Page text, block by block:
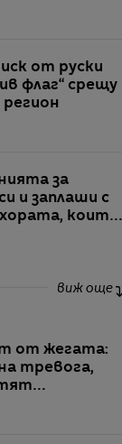
от руски
флаг“ срещу
за
и заплаши с
които
виж още
от жегата:
тревога,